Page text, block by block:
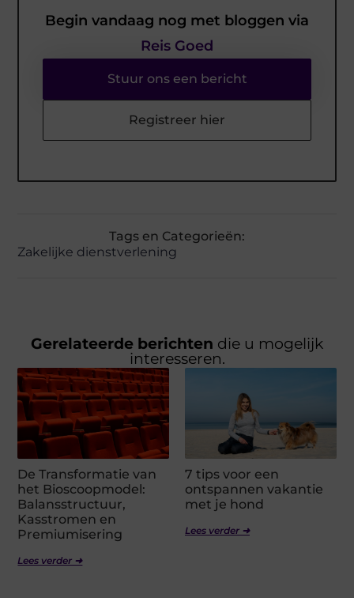
Begin vandaag nog met bloggen via
Reis Goed
Stuur ons een bericht
Registreer hier
Tags en Categorieën:
Zakelijke dienstverlening
Gerelateerde berichten die u mogelijk
interesseren.
De Transformatie van
het Bioscoopmodel:
Balansstructuur,
Kasstromen en
Premiumisering
Lees verder ➜
7 tips voor een
ontspannen vakantie
met je hond
Lees verder ➜